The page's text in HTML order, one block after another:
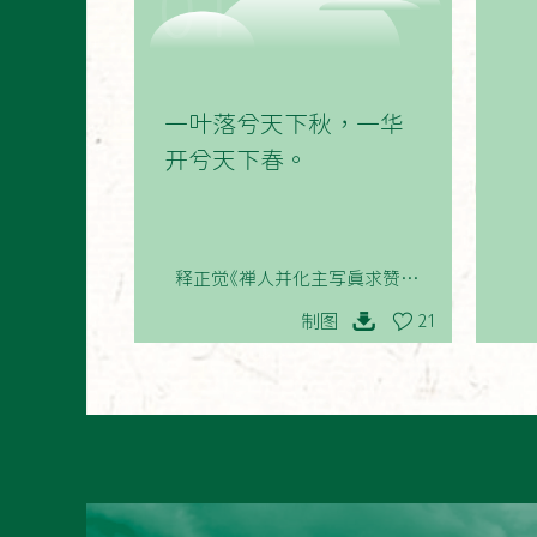
一叶落兮天下秋，一华
开兮天下春。
释正觉《禅人并化主写真求赞 其
二百八十一》
制图 21